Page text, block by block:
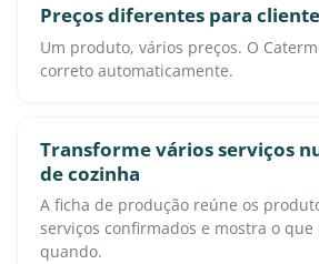
Preços diferentes para
Um produto, vários preços. O
correto automaticamente.
Transforme vários serviços
de cozinha
A ficha de produção reúne os
serviços confirmados e mostra o
quando.